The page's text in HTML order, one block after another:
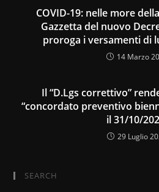
COVID-19: nelle more
Gazzetta del nuovo
proroga i versamenti di
14 Marzo
Il “D.Lgs correttivo”
“concordato preventivo
il 31/10/
29 Luglio
SEARCH